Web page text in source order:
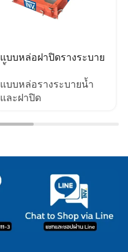
แบบหล่อฝาปิดรางระบาย
แบบหล่อรางระบายน้ำ
และฝาปิด